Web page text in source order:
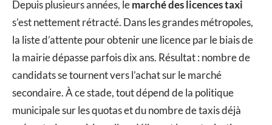
Depuis plusieurs années, lemarché des licences taxi
s’est nettement rétracté. Dans les grandes métropoles,
la liste d’attente pour obtenir une licence par le biais de
la mairie dépasse parfois dix ans. Résultat : nombre de
candidats se tournent vers l’achat sur le marché
secondaire. À ce stade, tout dépend de la politique
municipale sur les quotas et du nombre de taxis déjà